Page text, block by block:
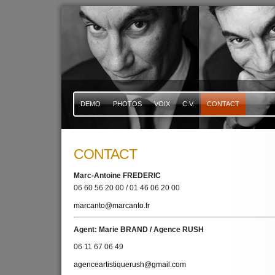
DEMO PHOTOS VOIX C.V. CONTACT
CONTACT
Marc-Antoine FREDERIC
06 60 56 20 00 / 01 46 06 20 00
marcanto@marcanto.fr
Agent: Marie BRAND / Agence RUSH
06 11 67 06 49
agenceartistiquerush@gmail.com